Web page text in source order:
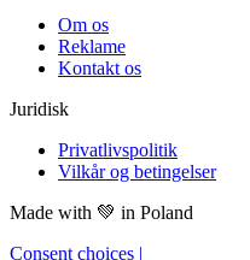
Om os
Reklame
Kontakt os
Juridisk
Privatlivspolitik
Vilkår og betingelser
Made with 💚 in Poland
Consent choices |